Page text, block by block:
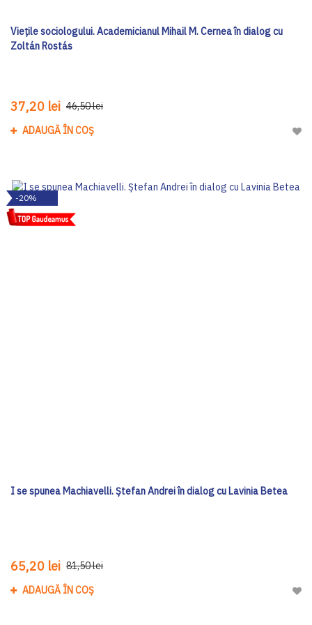
Viețile sociologului. Academicianul Mihail M. Cernea în dialog cu
Zoltán Rostás
37,20 lei 46,50 lei
ADAUGĂ ÎN COȘ
-20%
I se spunea Machiavelli. Ștefan Andrei în dialog cu Lavinia Betea
65,20 lei 81,50 lei
ADAUGĂ ÎN COȘ